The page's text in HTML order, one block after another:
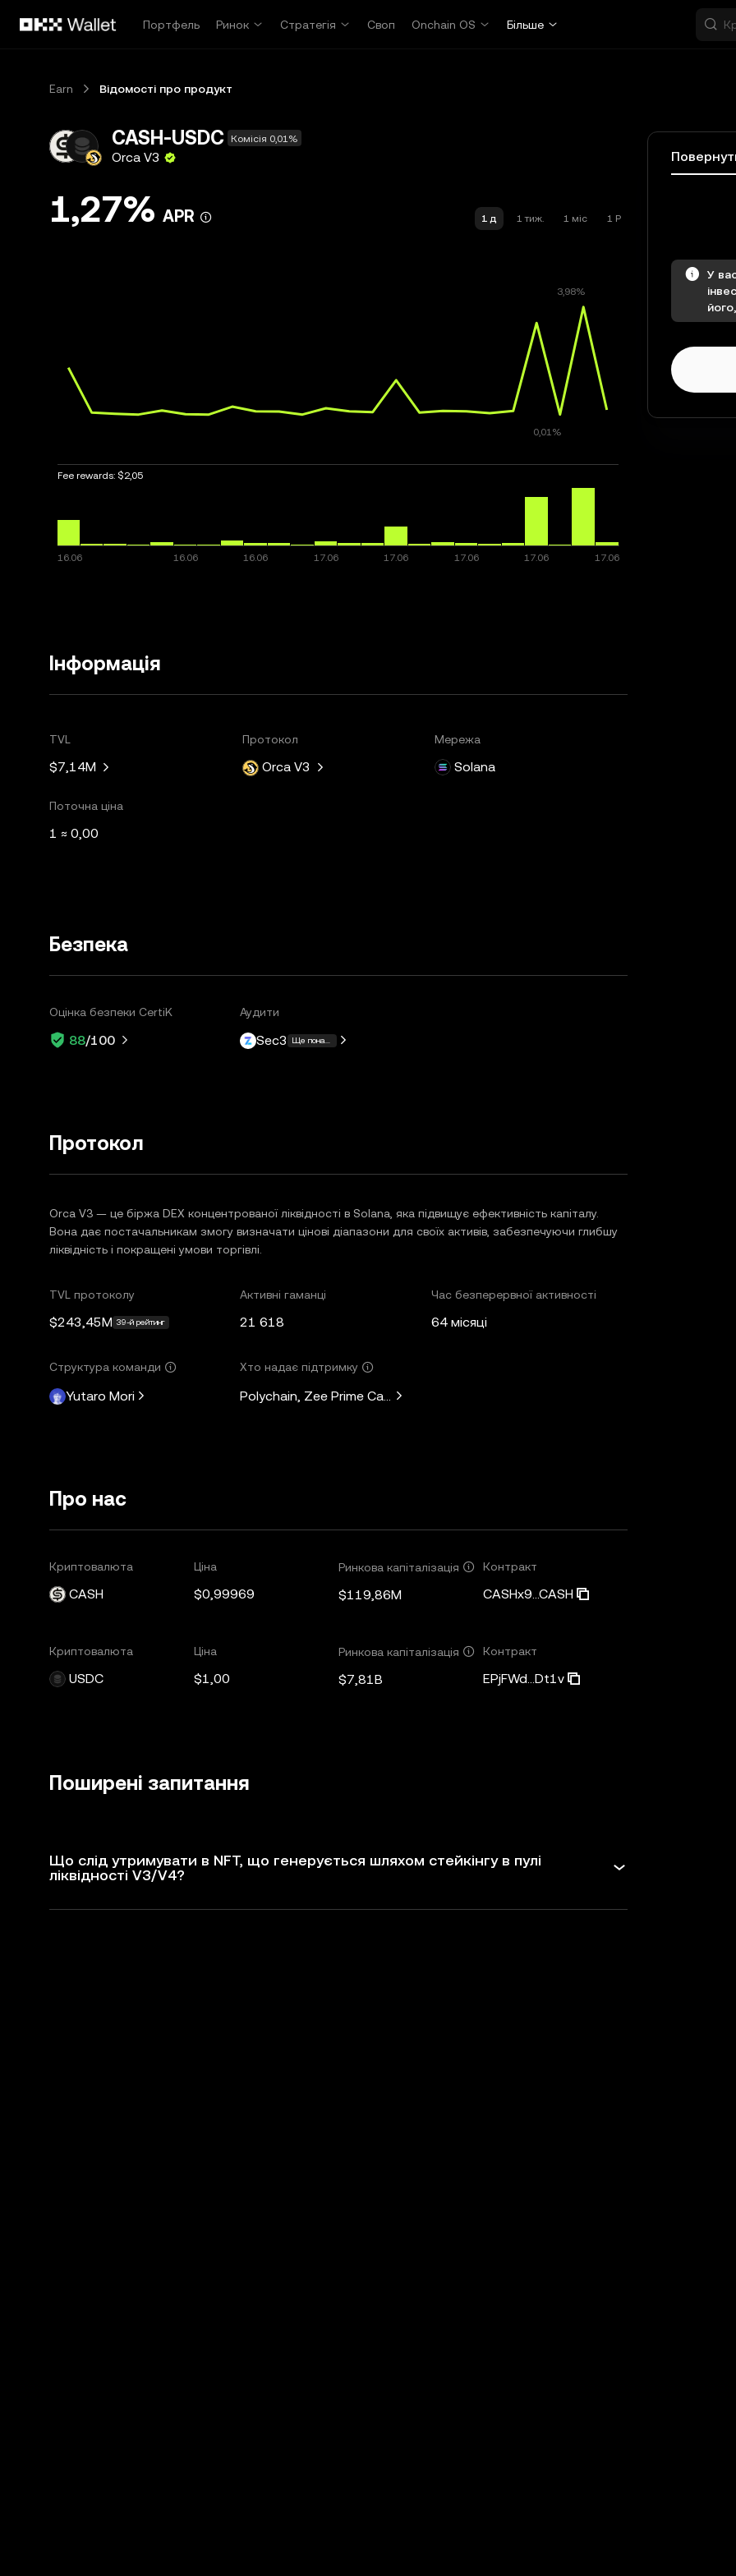
Портфель
Ринок Стратегія Своп Onchain OS Більше
Earn Відомості про продукт
CASH-USDC Комісія 0,01%
Orca V3
1,27% APR 1 д 1 тиж. 1 міс 1 Р
Fee rewards: $2,05
Інформація
TVL
$7,14M
Протокол
Orca V3
Мережа
Solana
Поточна ціна
1 ≈ 0,00
Безпека
Оцінка безпеки CertiK
88/100
Аудити
Sec3 Ще понад 1
Протокол
Orca V3 — це біржа DEX концентрованої ліквідності в Solana, яка підвищує ефективність капіталу.
Вона дає постачальникам змогу визначати цінові діапазони для своїх активів, забезпечуючи глибшу
ліквідність і покращені умови торгівлі.
TVL протоколу
$243,45M 39-й рейтинг
Активні гаманці
21 618
Час безперервної активності
64 місяці
Структура команди
Yutaro Mori
Хто надає підтримку
Polychain, Zee Prime Capital, Solana Ventures, Placeholder, Ryze Labs,
Про нас
Криптовалюта
CASH
Ціна
$0,99969
Ринкова капіталізація
$119,86M
Контракт
CASHx9...CASH
Криптовалюта
USDC
Ціна
$1,00
Ринкова капіталізація
$7,81B
Контракт
EPjFWd...Dt1v
Поширені запитання
Що слід утримувати в NFT, що генерується шляхом стейкінгу в пулі
ліквідності V3/V4?
У